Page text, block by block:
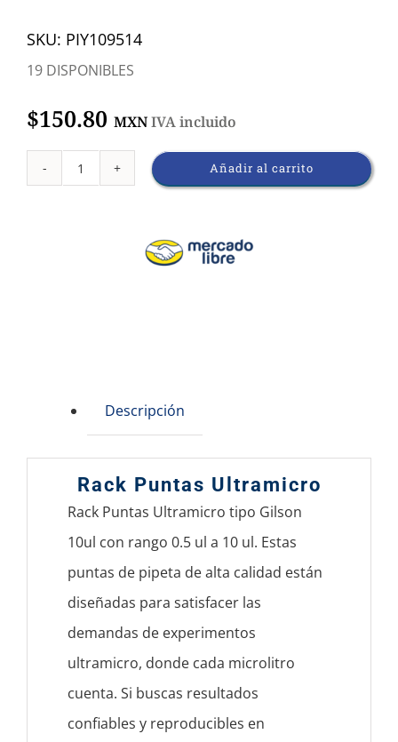
SKU: PIY109514
19 DISPONIBLES
$150.80 MXNIVA incluido
Rack
Ultramicro
Añadir al carrito
Descripción
Rack Puntas Ultramicro
Rack Puntas Ultramicro tipo Gilson
10ul con rango 0.5 ul a 10 ul. Estas
puntas de pipeta de alta calidad están
diseñadas para satisfacer las
demandas de experimentos
ultramicro, donde cada microlitro
cuenta. Si buscas resultados
confiables y reproducibles en